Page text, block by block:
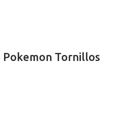
Pokemon Tornillos